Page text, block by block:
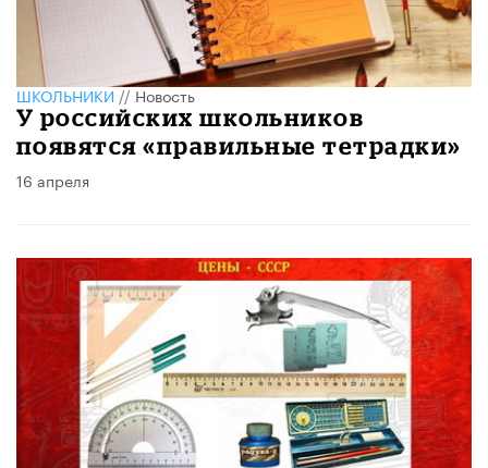
ШКОЛЬНИКИ//Новость
У российских школьников
появятся «правильные тетрадки»
16 апреля